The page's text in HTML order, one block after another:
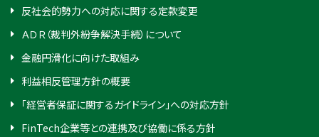
反社会的勢力への対応に関する定款変更
ＡＤＲ（裁判外紛争解決手続）について
金融円滑化に向けた取組み
利益相反管理方針の概要
「経営者保証に関するガイドライン」への対応方針
FinTech企業等との連携及び協働に係る方針